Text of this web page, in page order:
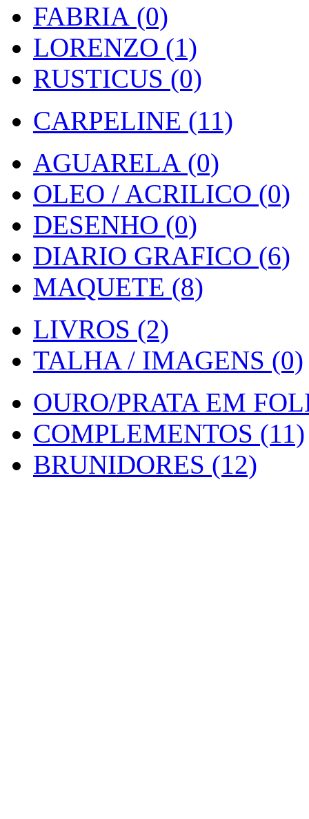
FABRIA (0)
LORENZO (1)
RUSTICUS (0)
CARPELINE (11)
AGUARELA (0)
OLEO / ACRILICO (0)
DESENHO (0)
DIARIO GRAFICO (6)
MAQUETE (8)
LIVROS (2)
TALHA / IMAGENS (0)
OURO/PRATA EM
COMPLEMENTOS (11)
BRUNIDORES (12)